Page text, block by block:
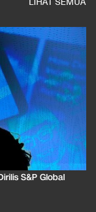
LIHAT SEMUA
S&P Global